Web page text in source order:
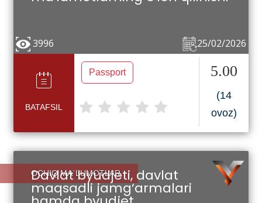
25/02/2026
3996
BATAFSIL
Passport 5.00
(14
ovoz)
OCHIQ MA`LUMOTLAR
Davlat byudjeti, davlat
maqsadli jamg‘armalari